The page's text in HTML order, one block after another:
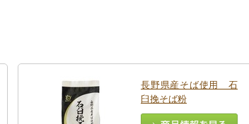
長野県産そば使用 石
臼挽そば粉